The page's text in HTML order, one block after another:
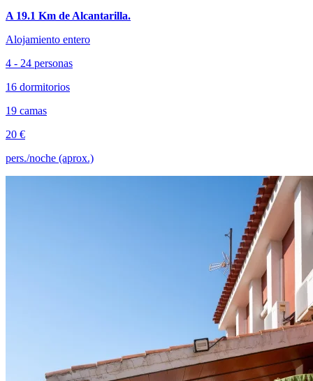
A 19.1 Km de Alcantarilla.
Alojamiento entero
4 - 24 personas
16 dormitorios
19 camas
20 €
pers./noche (aprox.)